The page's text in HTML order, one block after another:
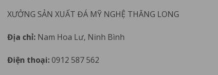
XƯỞNG SẢN XUẤT ĐÁ MỸ NGHỆ THĂNG LONG
Địa chỉ: Nam Hoa Lư, Ninh Bình
Điện thoại:0912 587 562